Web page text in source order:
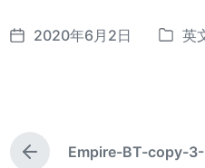
发
2020年6月2日
发
英
上
Empire-BT-copy-